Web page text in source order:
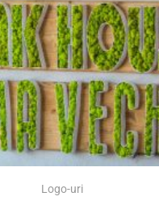
Logo-uri